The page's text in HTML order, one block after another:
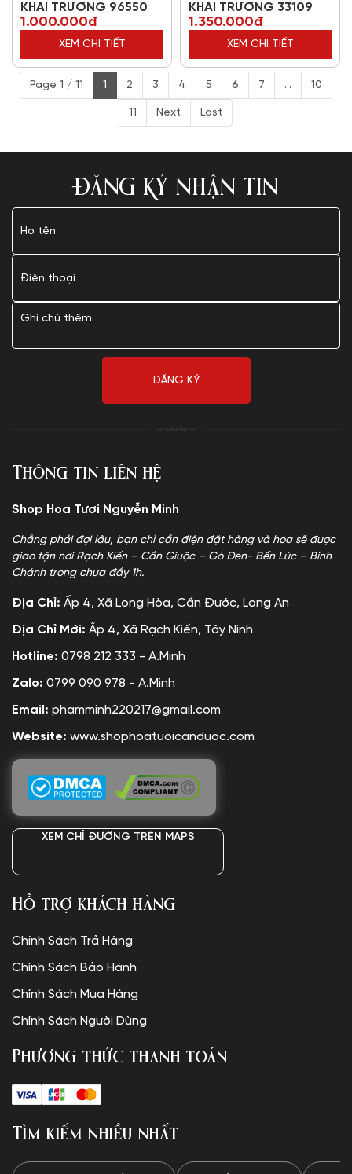
KHAI TRƯƠNG 96550
1.000.000đ
XEM CHI TIẾT
KHAI TRƯƠNG 33109
1.350.000đ
XEM CHI TIẾT
Page 1 / 11 1 2 3 4 5 6 7 ... 10
11 Next Last
ĐĂNG KÝ NHẬN TIN
Thông tin liên hệ
Shop Hoa Tươi Nguyễn Minh
Chẳng phải đợi lâu, bạn chỉ cần điện đặt hàng và hoa sẽ được
giao tận nơi Rạch Kiến – Cần Giuộc – Gò Đen- Bến Lức – Bình
Chánh trong chưa đầy 1h.
Địa Chỉ: Ấp 4, Xã Long Hòa, Cần Đước, Long An
Địa Chỉ Mới: Ấp 4, Xã Rạch Kiến, Tây Ninh
Hotline: 0798 212 333 - A.Minh
Zalo: 0799 090 978 - A.Minh
Email: phamminh220217@gmail.com
Website: www.shophoatuoicanduoc.com
XEM CHỈ ĐƯỜNG TRÊN MAPS
Hỗ trợ khách hàng
Chính Sách Trả Hàng
Chính Sách Bảo Hành
Chính Sách Mua Hàng
Chính Sách Người Dùng
Phương thức thanh toán
Tìm kiếm nhiều nhất